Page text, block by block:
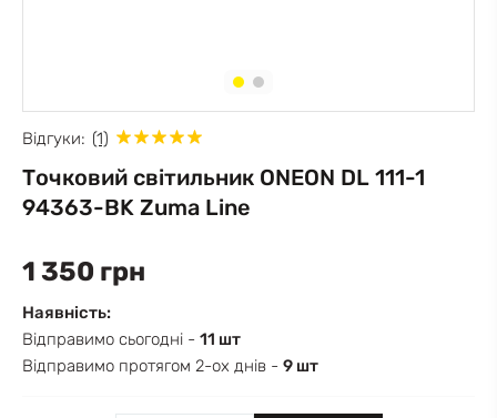
Відгуки: (1)
Точковий світильник ONEON DL 111-1
94363-BK Zuma Line
1 350 грн
Наявність:
Відправимо сьогодні - 11 шт
Відправимо протягом 2-ох днів - 9 шт